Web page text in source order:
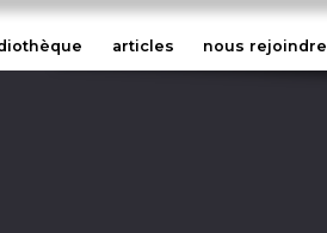
articles nous rejoindre